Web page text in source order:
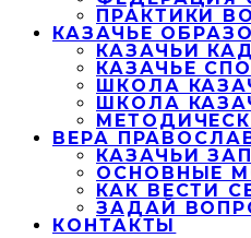
ПРАКТИКИ
КАЗАЧЬЕ
КАЗАЧЬИ
КАЗАЧЬЕ СПО
ШКОЛА
ШКОЛА
ВЕРА
КАЗАЧЬИ
ОСНОВНЫЕ
КАК ВЕСТИ
ЗАДАЙ
КОНТАКТЫ